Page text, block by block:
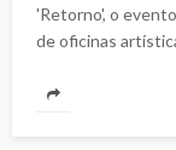
'Retorno', o
de oficinas